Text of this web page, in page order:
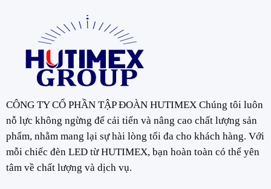
CÔNG TY CỔ PHẦN TẬP ĐOÀN HUTIMEX Chúng tôi luôn
nỗ lực không ngừng để cải tiến và nâng cao chất lượng sản
phẩm, nhằm mang lại sự hài lòng tối đa cho khách hàng. Với
mỗi chiếc đèn LED từ HUTIMEX, bạn hoàn toàn có thể yên
tâm về chất lượng và dịch vụ.